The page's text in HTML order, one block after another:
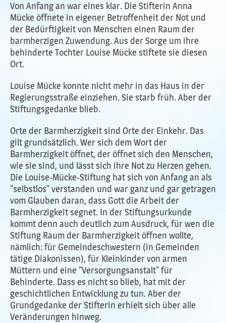
Von Anfang an war eines klar. Die Stifterin Anna
Mücke öffnete in eigener Betroffenheit der Not und
der Bedürftigkeit von Menschen einen Raum der
barmherzigen Zuwendung. Aus der Sorge um ihre
behinderte Tochter Louise Mücke stiftete sie diesen
Ort.
Louise Mücke konnte nicht mehr in das Haus in der
Regierungsstraße einziehen. Sie starb früh. Aber der
Stiftungsgedanke blieb.
Orte der Barmherzigkeit sind Orte der Einkehr. Das
gilt grundsätzlich. Wer sich dem Wort der
Barmherzigkeit öffnet, der öffnet sich den Menschen,
wie sie sind, und lässt sich ihre Not zu Herzen gehen.
Die Louise-Mücke-Stiftung hat sich von Anfang an als
"selbstlos" verstanden und war ganz und gar getragen
vom Glauben daran, dass Gott die Arbeit der
Barmherzigkeit segnet. In der Stiftungsurkunde
kommt denn auch deutlich zum Ausdruck, für wen die
Stiftung Raum der Barmherzigkeit öffnen wollte,
nämlich: für Gemeindeschwestern (in Gemeinden
tätige Diakonissen), für Kleinkinder von armen
Müttern und eine "Versorgungsanstalt" für
Behinderte. Dass es nicht so blieb, hat mit der
geschichtlichen Entwicklung zu tun. Aber der
Grundgedanke der Stifterin erhielt sich über alle
Veränderungen hinweg.